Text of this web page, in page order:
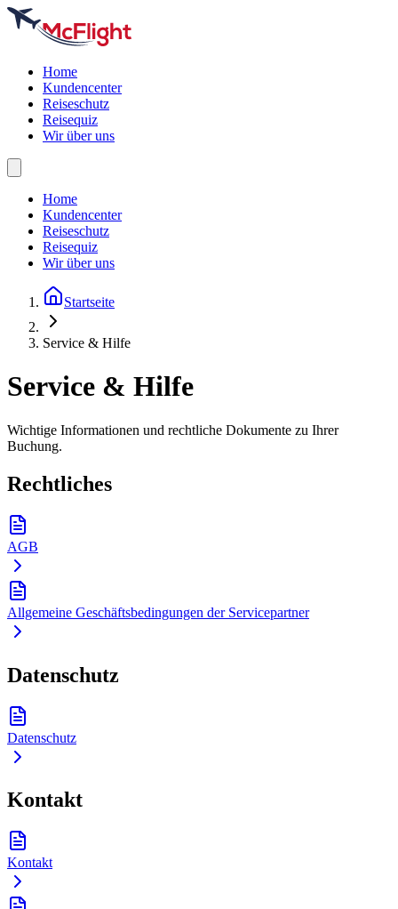
Home
Kundencenter
Reiseschutz
Reisequiz
Wir über uns
Home
Kundencenter
Reiseschutz
Reisequiz
Wir über uns
Startseite
Service & Hilfe
Service & Hilfe
Wichtige Informationen und rechtliche Dokumente zu Ihrer
Buchung.
Rechtliches
AGB
Allgemeine Geschäftsbedingungen der Servicepartner
Datenschutz
Datenschutz
Kontakt
Kontakt